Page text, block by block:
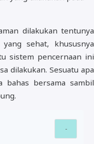
dilakukan tentunya
sehat, khususnya
sistem pencernaan ini
dilakukan. Sesuatu apa
bahas bersama sambil